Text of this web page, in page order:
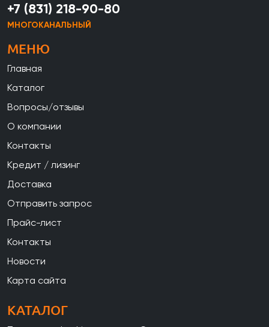
+7 (831) 218-90-80
МНОГОКАНАЛЬНЫЙ
МЕНЮ
Главная
Каталог
Вопросы/отзывы
О компании
Контакты
Кредит / лизинг
Доставка
Отправить запрос
Прайс-лист
Контакты
Новости
Карта сайта
КАТАЛОГ